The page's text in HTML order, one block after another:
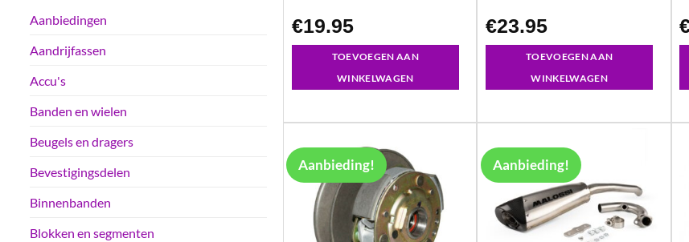
Aanbiedingen
Aandrijfassen
Accu's
Banden en wielen
Beugels en dragers
Bevestigingsdelen
Binnenbanden
Blokken en segmenten
€19.95
TOEVOEGEN AAN
WINKELWAGEN
€23.95
TOEVOEGEN AAN
WINKELWAGEN
Aanbieding! Aanbieding!